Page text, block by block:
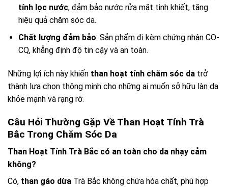
tính lọc nước, đảm bảo nước rửa mặt tinh khiết, tăng
hiệu quả chăm sóc da.
Chất lượng đảm bảo: Sản phẩm đi kèm chứng nhận CO-
CQ, khẳng định độ tin cậy và an toàn.
Những lợi ích này khiến than hoạt tính chăm sóc da trở
thành lựa chọn thông minh cho những ai muốn sở hữu làn da
khỏe mạnh và rạng rỡ.
Câu Hỏi Thường Gặp Về Than Hoạt Tính Trà
Bắc Trong Chăm Sóc Da
Than Hoạt Tính Trà Bắc có an toàn cho da nhạy cảm
không?
Có, than gáo dừa Trà Bắc không chứa hóa chất, phù hợp